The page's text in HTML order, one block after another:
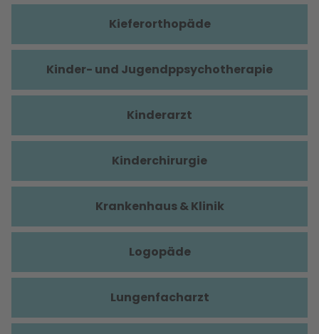
Kieferorthopäde
Kinder- und Jugendppsychotherapie
Kinderarzt
Kinderchirurgie
Krankenhaus & Klinik
Logopäde
Lungenfacharzt